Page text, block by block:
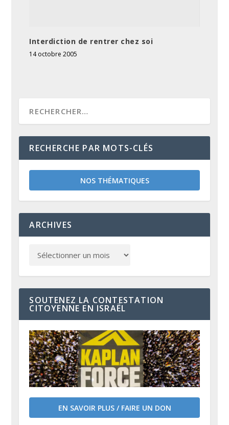
Interdiction de rentrer chez soi
14 octobre 2005
RECHERCHE PAR MOTS-CLÉS
NOS THÉMATIQUES
ARCHIVES
SOUTENEZ LA CONTESTATION
CITOYENNE EN ISRAËL
EN SAVOIR PLUS / FAIRE UN DON